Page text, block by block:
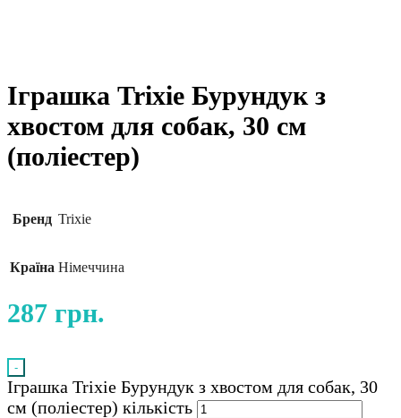
Іграшка Trixie Бурундук з
хвостом для собак, 30 см
(поліестер)
Бренд Trixie
Країна Німеччина
287 грн.
-
Іграшка Trixie Бурундук з хвостом для собак, 30
см (поліестер) кількість